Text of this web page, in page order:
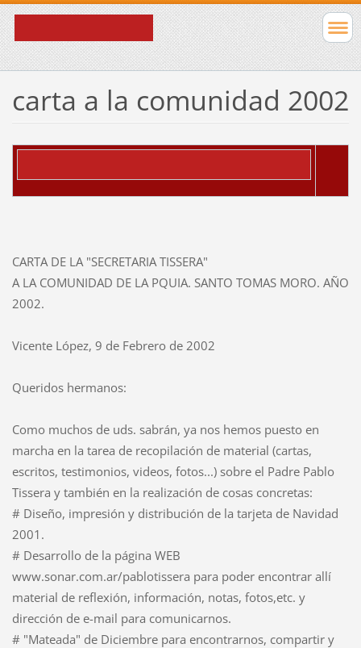
carta a la comunidad 2002
CARTA DE LA "SECRETARIA TISSERA"
A LA COMUNIDAD DE LA PQUIA. SANTO TOMAS MORO. AÑO
2002.
Vicente López, 9 de Febrero de 2002
Queridos hermanos:
Como muchos de uds. sabrán, ya nos hemos puesto en
marcha en la tarea de recopilación de material (cartas,
escritos, testimonios, videos, fotos...) sobre el Padre Pablo
Tissera y también en la realización de cosas concretas:
# Diseño, impresión y distribución de la tarjeta de Navidad
2001.
# Desarrollo de la página WEB
www.sonar.com.ar/pablotissera para poder encontrar allí
material de reflexión, información, notas, fotos,etc. y
dirección de e-mail para comunicarnos.
# "Mateada" de Diciembre para encontrarnos, compartir y